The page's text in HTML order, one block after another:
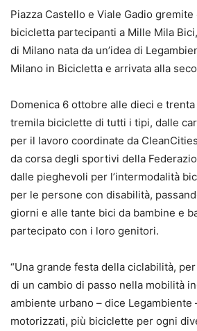
Piazza Castello e Viale Gadio
bicicletta partecipanti a Mille Mila
di Milano nata da un’idea di
Milano in Bicicletta e arrivata alla
Domenica 6 ottobre alle dieci e
tremila biciclette di tutti i tipi, dalle
per il lavoro coordinate da
da corsa degli sportivi della
dalle pieghevoli per l’intermodalità
per le persone con disabilità,
giorni e alle tante bici da bambine e
partecipato con i loro genitori.
“Una grande festa della ciclabilità,
di un cambio di passo nella mobilità
ambiente urbano – dice Legambiente
motorizzati, più biciclette per ogni